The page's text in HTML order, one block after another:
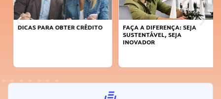
DICAS PARA OBTER CRÉDITO
FAÇA A DIFERENÇA: SEJA
SUSTENTÁVEL, SEJA
INOVADOR